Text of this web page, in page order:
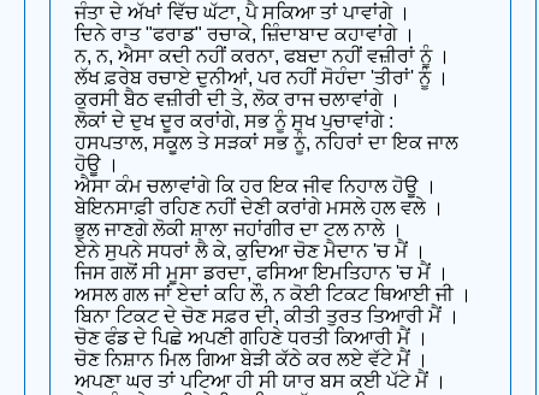
ਜੰਤਾ ਦੇ ਅੱਖਾਂ ਵਿੱਚ ਘੱਟਾ, ਪੈ ਸਕਿਆ ਤਾਂ ਪਾਵਾਂਗੇ ।
ਦਿਨੇ ਰਾਤ "ਫਰਾਡ" ਰਚਾਕੇ, ਜ਼ਿੰਦਾਬਾਦ ਕਹਾਵਾਂਗੇ ।
ਨ, ਨ, ਐਸਾ ਕਦੀ ਨਹੀਂ ਕਰਨਾ, ਫਬਦਾ ਨਹੀਂ ਵਜ਼ੀਰਾਂ ਨੂੰ ।
ਲੱਖ ਫ਼ਰੇਬ ਰਚਾਏ ਦੁਨੀਆਂ, ਪਰ ਨਹੀਂ ਸੋਹੰਦਾ 'ਤੀਰਾਂ' ਨੂੰ ।
ਕੁਰਸੀ ਬੈਠ ਵਜ਼ੀਰੀ ਦੀ ਤੇ, ਲੋਕ ਰਾਜ ਚਲਾਵਾਂਗੇ ।
ਲੋਕਾਂ ਦੇ ਦੁਖ ਦੂਰ ਕਰਾਂਗੇ, ਸਭ ਨੂੰ ਸੁਖ ਪੁਚਾਵਾਂਗੇ :
ਹਸਪਤਾਲ, ਸਕੂਲ ਤੇ ਸੜਕਾਂ ਸਭ ਨੂੰ, ਨਹਿਰਾਂ ਦਾ ਇਕ ਜਾਲ
ਹੋਊ ।
ਐਸਾ ਕੰਮ ਚਲਾਵਾਂਗੇ ਕਿ ਹਰ ਇਕ ਜੀਵ ਨਿਹਾਲ ਹੋਊ ।
ਬੇਇਨਸਾਫ਼ੀ ਰਹਿਣ ਨਹੀਂ ਦੇਣੀ ਕਰਾਂਗੇ ਮਸਲੇ ਹਲ ਵਲੇ ।
ਭੁਲ ਜਾਣਗੇ ਲੋਕੀ ਸ਼ਾਲਾ ਜਹਾਂਗੀਰ ਦਾ ਟਲ ਨਾਲੇ ।
ਏਨੇ ਸੁਪਨੇ ਸਧਰਾਂ ਲੈ ਕੇ, ਕੁਦਿਆ ਚੋਣ ਮੈਦਾਨ 'ਚ ਮੈਂ ।
ਜਿਸ ਗਲੋਂ ਸੀ ਮੂਸਾ ਡਰਦਾ, ਫਸਿਆ ਇਮਤਿਹਾਨ 'ਚ ਮੈਂ ।
ਅਸਲ ਗਲ ਜਾਂ ਏਦਾਂ ਕਹਿ ਲੌ, ਨ ਕੋਈ ਟਿਕਟ ਥਿਆਈ ਜੀ ।
ਬਿਨਾ ਟਿਕਟ ਦੇ ਚੋਣ ਸਫ਼ਰ ਦੀ, ਕੀਤੀ ਤੁਰਤ ਤਿਆਰੀ ਮੈਂ ।
ਚੋਣ ਫੰਡ ਦੇ ਪਿਛੇ ਅਪਣੀ ਗਹਿਣੇ ਧਰਤੀ ਕਿਆਰੀ ਮੈਂ ।
ਚੋਣ ਨਿਸ਼ਾਨ ਮਿਲ ਗਿਆ ਬੇੜੀ ਕੱਠੇ ਕਰ ਲਏ ਵੱਟੇ ਮੈਂ ।
ਅਪਣਾ ਘਰ ਤਾਂ ਪਟਿਆ ਹੀ ਸੀ ਯਾਰ ਬਸ ਕਈ ਪੱਟੇ ਮੈਂ ।